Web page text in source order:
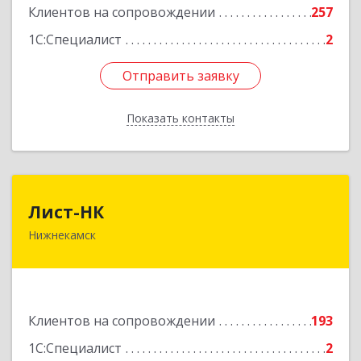
Клиентов на сопровождении
257
1С:Специалист
2
Отправить заявку
Показать контакты
Отправить заявку
Назад
Лист-НК
Нижнекамск
Клиентов на сопровождении
193
1С:Специалист
2
423585, Татарстан Респ, Нижнекамский р-н,